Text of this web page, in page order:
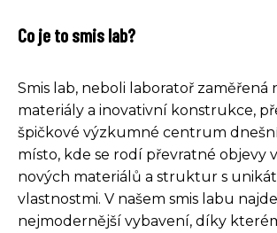
Co je to smis lab?
Smis lab, neboli laboratoř zaměřená
materiály a inovativní konstrukce,
špičkové výzkumné centrum
místo, kde se rodí převratné objevy
nových materiálů a struktur s
vlastnostmi. V našem smis labu
nejmodernější vybavení, díky